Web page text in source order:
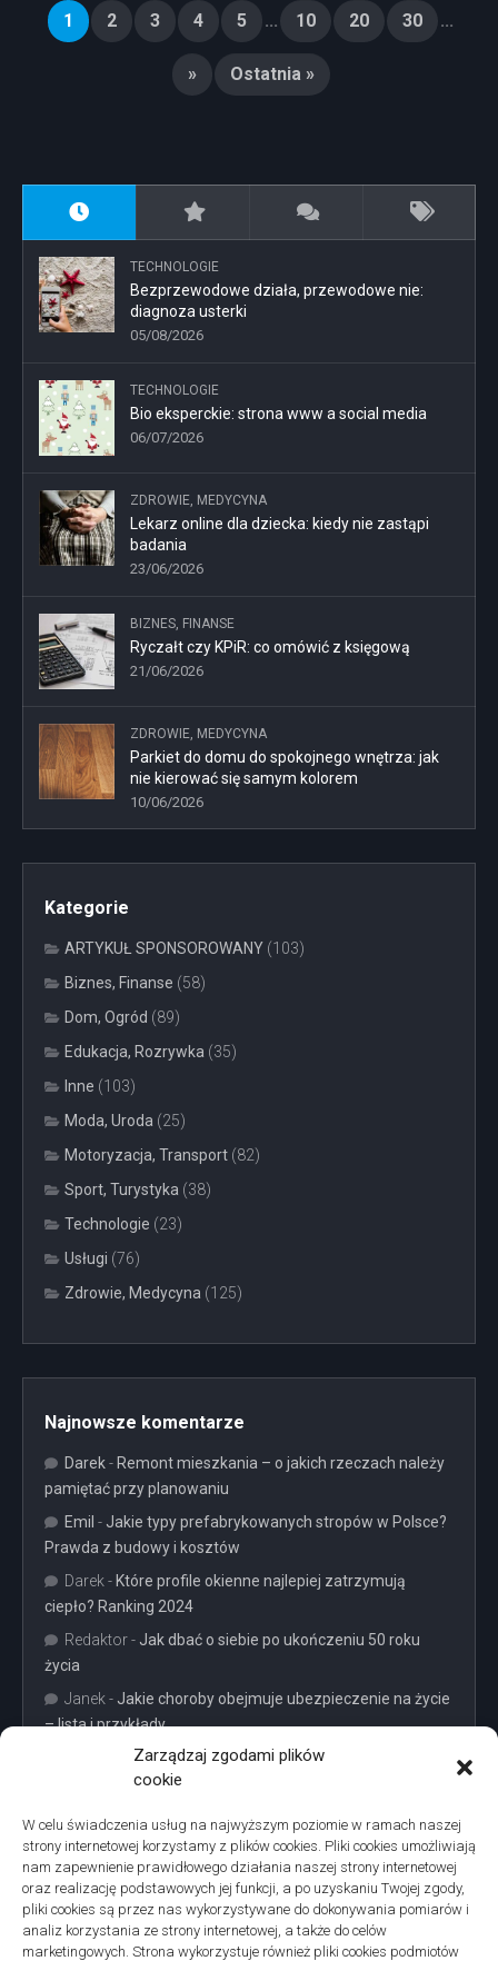
Zarządzaj zgodami plików
cookie
W celu świadczenia usług na najwyższym poziomie w ramach naszej
strony internetowej korzystamy z plików cookies. Pliki cookies umożliwiają
nam zapewnienie prawidłowego działania naszej strony internetowej
oraz realizację podstawowych jej funkcji, a po uzyskaniu Twojej zgody,
pliki cookies są przez nas wykorzystywane do dokonywania pomiarów i
analiz korzystania ze strony internetowej, a także do celów
marketingowych. Strona wykorzystuje również pliki cookies podmiotów
1 2 3 4 5 ... 10 20 30 ...
» Ostatnia »
TECHNOLOGIE
Bezprzewodowe działa, przewodowe nie:
diagnoza usterki
05/08/2026
TECHNOLOGIE
Bio eksperckie: strona www a social media
06/07/2026
ZDROWIE, MEDYCYNA
Lekarz online dla dziecka: kiedy nie zastąpi
badania
23/06/2026
BIZNES, FINANSE
Ryczałt czy KPiR: co omówić z księgową
21/06/2026
ZDROWIE, MEDYCYNA
Parkiet do domu do spokojnego wnętrza: jak
nie kierować się samym kolorem
10/06/2026
Kategorie
ARTYKUŁ SPONSOROWANY (103)
Biznes, Finanse (58)
Dom, Ogród (89)
Edukacja, Rozrywka (35)
Inne (103)
Moda, Uroda (25)
Motoryzacja, Transport (82)
Sport, Turystyka (38)
Technologie (23)
Usługi (76)
Zdrowie, Medycyna (125)
Najnowsze komentarze
Darek- Remont mieszkania – o jakich rzeczach należy
pamiętać przy planowaniu
Emil - Jakie typy prefabrykowanych stropów w Polsce?
Prawda z budowy i kosztów
Darek - Które profile okienne najlepiej zatrzymują
ciepło? Ranking 2024
Redaktor- Jak dbać o siebie po ukończeniu 50 roku
życia
Janek - Jakie choroby obejmuje ubezpieczenie na życie
– lista i przykłady
Projekty domów Podkarpacie